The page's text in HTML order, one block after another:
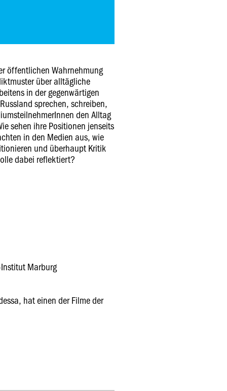
öffentlichen Wahrnehmung
über alltägliche
in der gegenwärtigen
sprechen, schreiben,
den Alltag
sehen ihre Positionen jenseits
in den Medien aus, wie
und überhaupt Kritik
dabei reflektiert?
Marburg
hat einen der Filme der